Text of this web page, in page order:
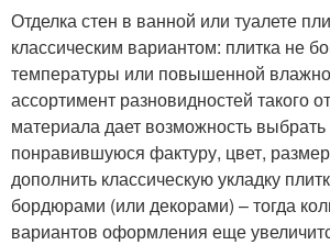
Отделка стен в ванной или туалете
классическим вариантом: плитка не
температуры или повышенной
ассортимент разновидностей такого
материала дает возможность
понравившуюся фактуру, цвет,
дополнить классическую укладку
бордюрами (или декорами) – тогда
вариантов оформления еще